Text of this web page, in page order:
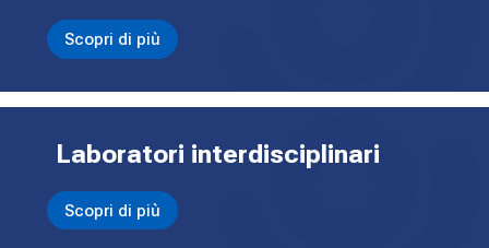
Scopri di più
Laboratori interdisciplinari
Scopri di più